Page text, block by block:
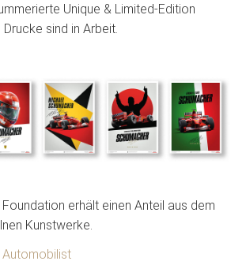
Unique & Limited-Edition
sind in Arbeit.
erhält einen Anteil aus dem
Kunstwerke.